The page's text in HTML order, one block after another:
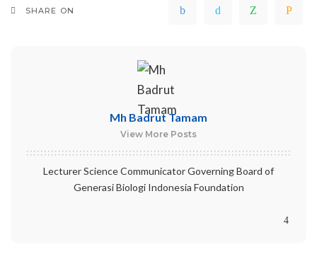
SHARE ON
Mh Badrut Tamam
View More Posts
Lecturer Science Communicator Governing Board of
Generasi Biologi Indonesia Foundation